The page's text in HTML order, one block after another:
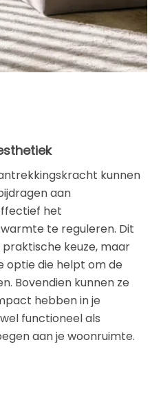
kunnen
aan
het
te reguleren. Dit
keuze, maar
optie die helpt om de
Bovendien kunnen ze
hebben in je
functioneel als
aan je woonruimte.